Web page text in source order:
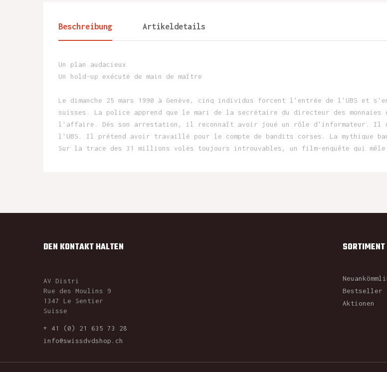
Beschreibung Artikeldetails
Un plan audacieux
Un hold-up exécuté de main de maître
Le dimanche 25 mars 1990 à Genève, cinq individus forcent l'entrée de l'UBS et
suisses. La police apprend que le mari de la secrétaire du directeur des
l'affaire. Dès son arrestation, il reconnaît avoir joué un rôle d'informateur. Il
l'UBS. Il prétend avoir travaillé pour le compte de bandits corses. La mythique
Sur la trace des 31 millions volés toujours introuvables, un film-enquête qui mêle
DEN KONTAKT HALTEN
AV Distri
Rue des Moulins 9
1347 Le Sentier
Suisse
+ 41 (0) 21 635 73 28
info@swissdvdshop.ch
SORTIMENT
Bestseller
Aktionen